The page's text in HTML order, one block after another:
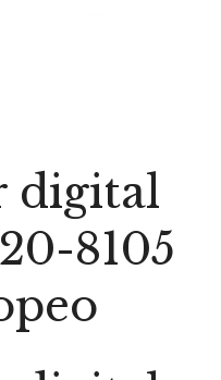
digital
8105